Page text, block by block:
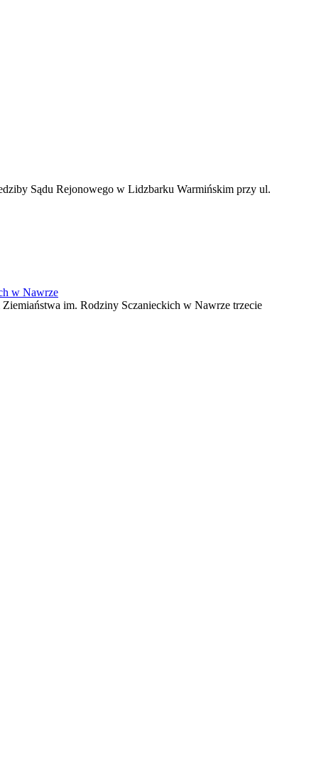
Sądu Rejonowego w Lidzbarku Warmińskim przy ul.
w Nawrze
im. Rodziny Sczanieckich w Nawrze trzecie